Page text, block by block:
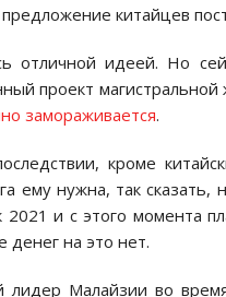
китайцев
отличной идеей. Но
проект
замораживается.
кроме
ему нужна, так
и с этого момента
денег на это нет.
лидер Малайзии во